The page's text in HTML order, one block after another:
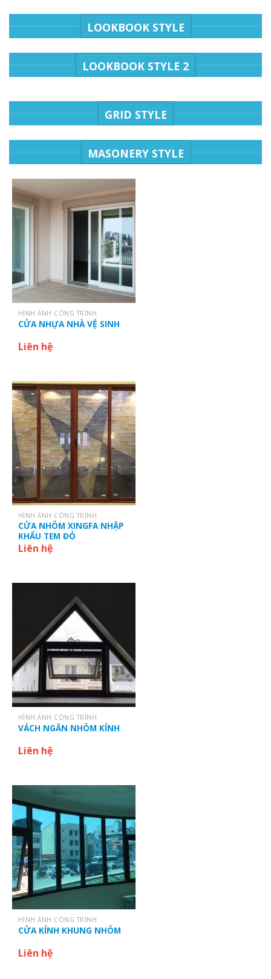
LOOKBOOK STYLE
LOOKBOOK STYLE 2
GRID STYLE
MASONERY STYLE
HÌNH ẢNH CÔNG TRÌNH
CỬA NHỰA NHÀ VỆ SINH
Liên hệ
HÌNH ẢNH CÔNG TRÌNH
CỬA NHÔM XINGFA NHẬP
KHẨU TEM ĐỎ
Liên hệ
HÌNH ẢNH CÔNG TRÌNH
VÁCH NGĂN NHÔM KÍNH
Liên hệ
HÌNH ẢNH CÔNG TRÌNH
CỬA KÍNH KHUNG NHÔM
Liên hệ